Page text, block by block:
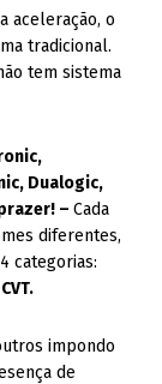
aceleração, o
tradicional.
tem sistema
Dualogic,
–Cada
diferentes,
categorias:
impondo
de